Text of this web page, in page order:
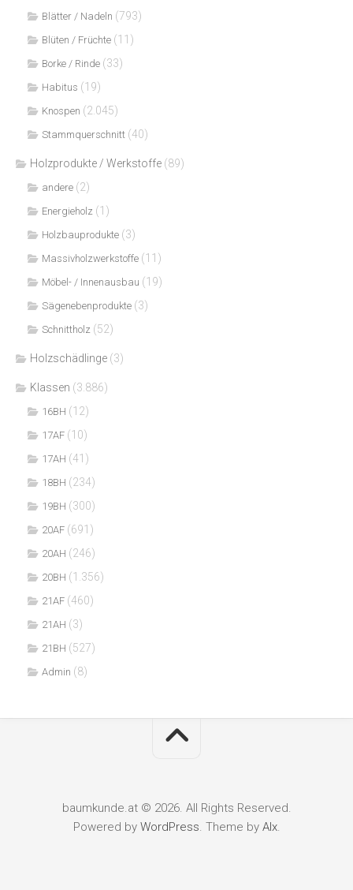
Blätter / Nadeln (793)
Blüten / Früchte (11)
Borke / Rinde (33)
Habitus (19)
Knospen (2.045)
Stammquerschnitt (40)
Holzprodukte / Werkstoffe (89)
andere (2)
Energieholz (1)
Holzbauprodukte (3)
Massivholzwerkstoffe (11)
Möbel- / Innenausbau (19)
Sägenebenprodukte (3)
Schnittholz (52)
Holzschädlinge (3)
Klassen (3.886)
16BH (12)
17AF (10)
17AH (41)
18BH (234)
19BH (300)
20AF (691)
20AH (246)
20BH (1.356)
21AF (460)
21AH (3)
21BH (527)
Admin (8)
baumkunde.at © 2026. All Rights Reserved.
Powered by WordPress. Theme by Alx.